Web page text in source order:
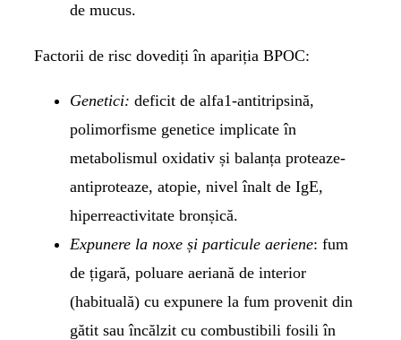
de mucus.
Factorii de risc dovediți în apariția BPOC:
Genetici: deficit de alfa1-antitripsină,
polimorfisme genetice implicate în
metabolismul oxidativ și balanța proteaze-
antiproteaze, atopie, nivel înalt de IgE,
hiperreactivitate bronșică.
Expunere la noxe și particule aeriene: fum
de țigară, poluare aeriană de interior
(habituală) cu expunere la fum provenit din
gătit sau încălzit cu combustibili fosili în